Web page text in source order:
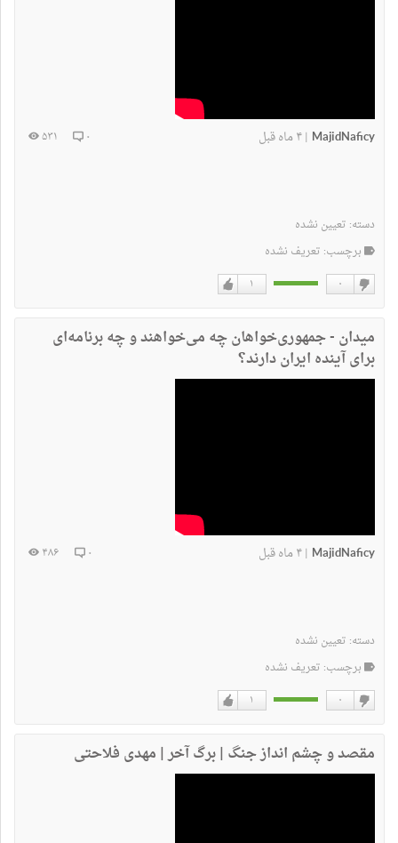
MajidNaficy
|۴ ماه قبل ۰ ۵۳۱
دسته: تعیین نشده
برچسب: تعریف نشده
۱ ۰
میدان - جمهوری‌خواهان چه می‌خواهند و چه برنامه‌ای
برای آینده ایران دارند؟
MajidNaficy
|۴ ماه قبل ۰ ۴۸۶
دسته: تعیین نشده
برچسب: تعریف نشده
۱ ۰
مقصد و چشم انداز جنگ | برگ آخر | مهدی فلاحتی